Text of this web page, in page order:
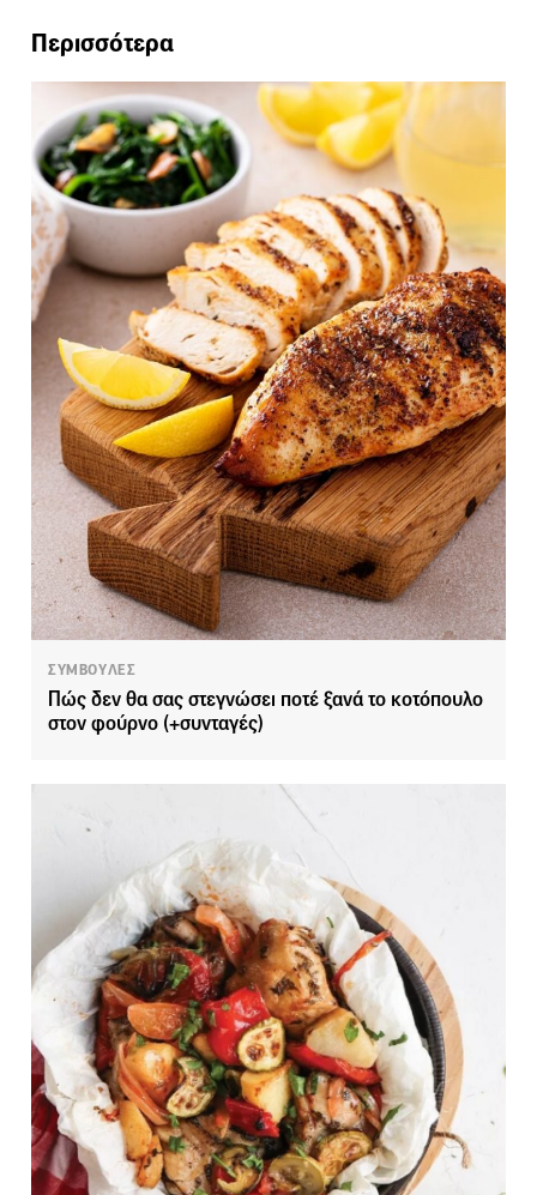
Περισσότερα
ΣΥΜΒΟΥΛΕΣ
Πώς δεν θα σας στεγνώσει ποτέ ξανά το κοτόπουλο
στον φούρνο (+συνταγές)